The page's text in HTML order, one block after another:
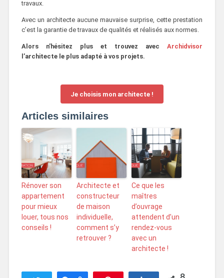
travaux.
Avec un architecte aucune mauvaise surprise, cette prestation
c’est la garantie de travaux de qualités et réalisés aux normes.
Alors n’hésitez plus et trouvez avecArchidvisor
l’architecte le plus adapté à vos projets.
Je choisis mon architecte !
Articles similaires
Rénover son
appartement
pour mieux
louer, tous nos
conseils !
Architecte et
constructeur
de maison
individuelle,
comment s’y
retrouver ?
Ce que les
maîtres
d’ouvrage
attendent d’un
rendez-vous
avec un
architecte !